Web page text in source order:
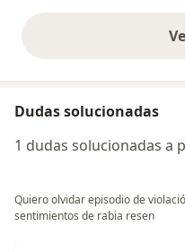
Dudas solucionadas
1 dudas solucionadas a
Quiero olvidar episodio de
sentimientos de rabia resen